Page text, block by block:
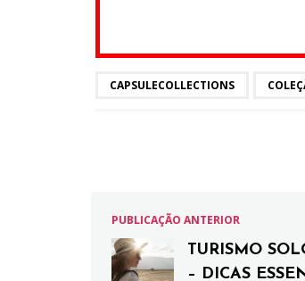
CAPSULECOLLECTIONS
PUBLICAÇÃO ANTERIOR
TURISMO
– DICAS